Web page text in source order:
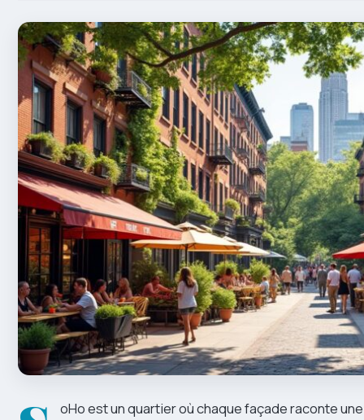
oHo est un quartier où chaque façade raconte